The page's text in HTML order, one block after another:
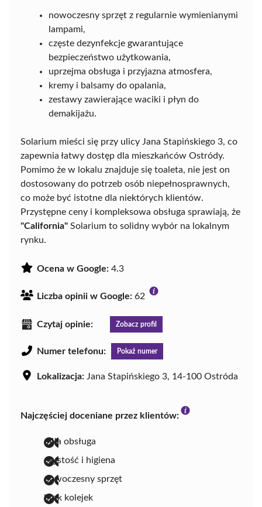
nowoczesny sprzęt z regularnie wymienianymi
lampami,
częste dezynfekcje gwarantujące
bezpieczeństwo użytkowania,
uprzejma obsługa i przyjazna atmosfera,
kremy i balsamy do opalania,
zestawy zawierające waciki i płyn do
demakijażu.
Solarium mieści się przy ulicy Jana Stapińskiego 3, co
zapewnia łatwy dostęp dla mieszkańców Ostródy.
Pomimo że w lokalu znajduje się toaleta, nie jest on
dostosowany do potrzeb osób niepełnosprawnych,
co może być istotne dla niektórych klientów.
Przystępne ceny i kompleksowa obsługa sprawiają, że
"California" Solarium to solidny wybór na lokalnym
rynku.
Ocena w Google: 4.3
Liczba opinii w Google: 62
Czytaj opinie: Zobacz profil
Numer telefonu: Pokaż numer
Lokalizacja: Jana Stapińskiego 3, 14-100 Ostróda
Najczęściej doceniane przez klientów:
miła obsługa
czystość i higiena
nowoczesny sprzęt
brak kolejek